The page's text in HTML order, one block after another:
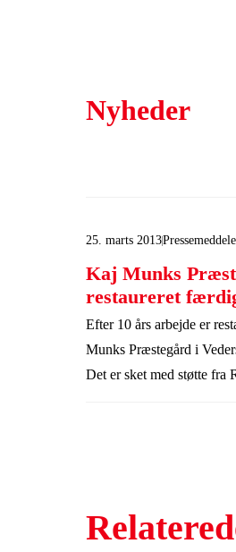
Nyheder
25. marts 2013
Kaj Munks
restaureret
Efter 10 års arbejde er
Munks Præstegård i
Det er sket med støtte fra